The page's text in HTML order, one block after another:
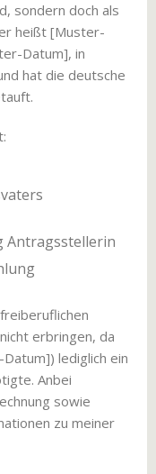
sondern doch als
heißt [Muster-
Datum], in
hat die deutsche
Antragsstellerin
erbringen, da
lediglich ein
Anbei
sowie
zu meiner